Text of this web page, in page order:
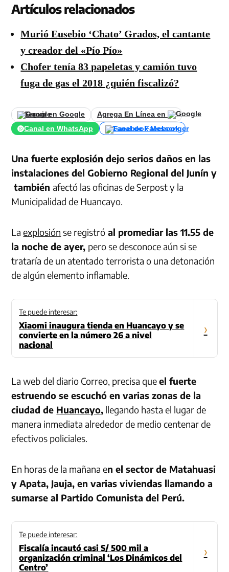
Artículos relacionados
Murió Eusebio ‘Chato’ Grados, el cantante
y creador del «Pío Pío»
Chofer tenía 83 papeletas y camión tuvo
fuga de gas el 2018 ¿quién fiscalizó?
Seguir en Google
Agrega En Línea en
Canal en WhatsApp
Canal de Facebook
Una fuerteexplosión dejo serios daños en las
instalaciones del Gobierno Regional del Junín y
tambiénafectó las oficinas de Serpost y la
Municipalidad de Huancayo.
Laexplosión se registró al promediar las 11.55 de
la noche de ayer, pero se desconoce aún si se
trataría de un atentado terrorista o una detonación
de algún elemento inflamable.
Te puede interesar:
Xiaomi inaugura tienda en Huancayo y se
convierte en la número 26 a nivel
nacional
›
La web del diario Correo, precisa queel fuerte
estruendo se escuchó en varias zonas de la
ciudad de Huancayo, llegando hasta el lugar de
manera inmediata alrededor de medio centenar de
efectivos policiales.
En horas de la mañana en el sector de Matahuasi
y Apata, Jauja, en varias viviendas llamando a
sumarse al Partido Comunista del Perú.
Te puede interesar:
Fiscalía incautó casi S/ 500 mil a
organización criminal ‘Los Dinámicos del
Centro’
›